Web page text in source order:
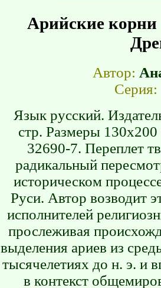
Арийские корни
Автор:
Серия:
Язык русский.
стр. Размеры
32690-7. Переплет
радикальный
историческом
Руси. Автор возводит
исполнителей
прослеживая
выделения ариев из
тысячелетиях до н. э. и
в контекст